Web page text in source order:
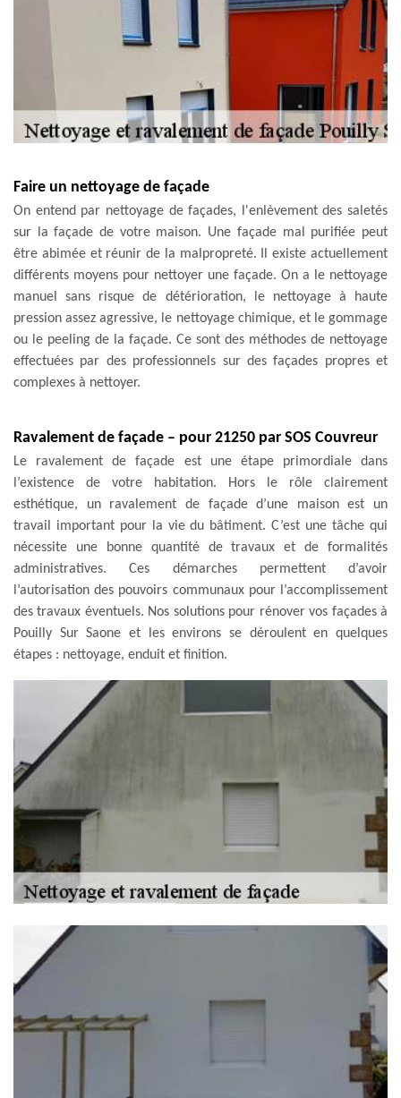
Faire un nettoyage de façade
On entend par nettoyage de façades, l'enlèvement des saletés
sur la façade de votre maison. Une façade mal purifiée peut
être abimée et réunir de la malpropreté. Il existe actuellement
différents moyens pour nettoyer une façade. On a le nettoyage
manuel sans risque de détérioration, le nettoyage à haute
pression assez agressive, le nettoyage chimique, et le gommage
ou le peeling de la façade. Ce sont des méthodes de nettoyage
effectuées par des professionnels sur des façades propres et
complexes à nettoyer.
Ravalement de façade – pour 21250 par SOS Couvreur
Le ravalement de façade est une étape primordiale dans
l’existence de votre habitation. Hors le rôle clairement
esthétique, un ravalement de façade d’une maison est un
travail important pour la vie du bâtiment. C’est une tâche qui
nécessite une bonne quantité de travaux et de formalités
administratives. Ces démarches permettent d’avoir
l’autorisation des pouvoirs communaux pour l’accomplissement
des travaux éventuels. Nos solutions pour rénover vos façades à
Pouilly Sur Saone et les environs se déroulent en quelques
étapes : nettoyage, enduit et finition.